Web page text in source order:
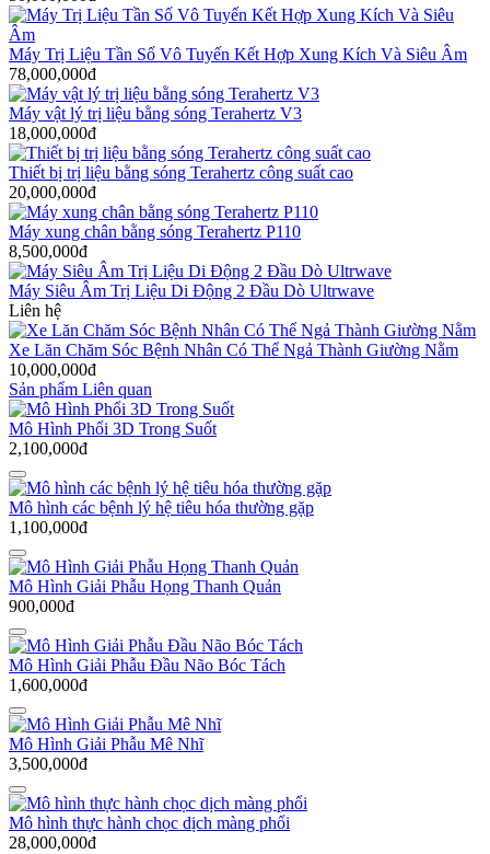
Máy Trị Liệu Tần Số Vô Tuyến Kết Hợp Xung Kích Và Siêu Âm
78,000,000đ
Máy vật lý trị liệu bằng sóng Terahertz V3
18,000,000đ
Thiết bị trị liệu bằng sóng Terahertz công suất cao
20,000,000đ
Máy xung chân bằng sóng Terahertz P110
8,500,000đ
Máy Siêu Âm Trị Liệu Di Động 2 Đầu Dò Ultrwave
Liên hệ
Xe Lăn Chăm Sóc Bệnh Nhân Có Thể Ngả Thành Giường Nằm
10,000,000đ
Sản phẩm Liên quan
Mô Hình Phổi 3D Trong Suốt
2,100,000đ
Mô hình các bệnh lý hệ tiêu hóa thường gặp
1,100,000đ
Mô Hình Giải Phẫu Họng Thanh Quản
900,000đ
Mô Hình Giải Phẫu Đầu Não Bóc Tách
1,600,000đ
Mô Hình Giải Phẫu Mê Nhĩ
3,500,000đ
Mô hình thực hành chọc dịch màng phổi
28,000,000đ